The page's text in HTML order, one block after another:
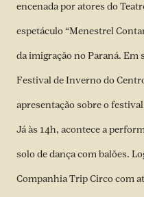
encenada por atores do
espetáculo “Menestrel
da imigração no Paraná. Em
Festival de Inverno do
apresentação sobre o
Já às 14h, acontece a
solo de dança com balões.
Companhia Trip Circo com